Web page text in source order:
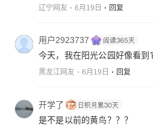
辽宁网友 6月19日 回复
用户2923737
今天，我在阳光公园好像看到
黑龙江网友 6月19日 回复
开学了
是不是以前的黄鸟？？？